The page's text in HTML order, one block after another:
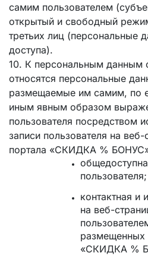
самим пользователем
открытый и свободный
третьих лиц (персональные
доступа).
10. К персональным данным
относятся персональные
размещаемые им самим, по
иным явным образом
пользователя посредством
записи пользователя на
портала «СКИДКА %
пользователя;
контактная и
на веб-
размещенных
«СКИДКА %